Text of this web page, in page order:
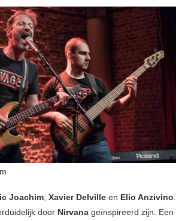
Joachim Xavier Delville en Elio Anzivino
door Nirvana geïnspireerd zijn. Een